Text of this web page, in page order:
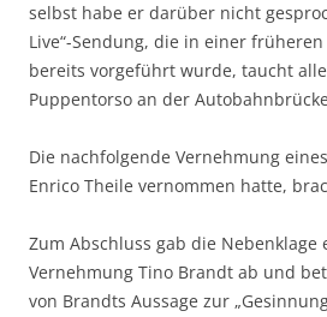
selbst habe er darüber nicht
Live“-Sendung, die in einer
bereits vorgeführt wurde, taucht
Puppentorso an der
Die nachfolgende Vernehmung
Enrico Theile vernommen hatte,
Zum Abschluss gab die Nebenklage
Vernehmung Tino Brandt ab und
von Brandts Aussage zur